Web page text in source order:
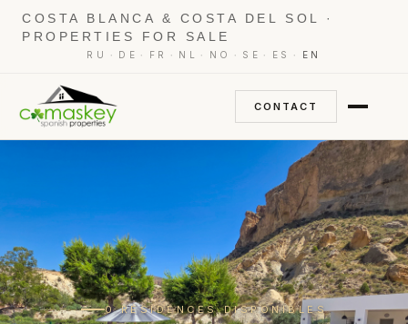
COSTA BLANCA & COSTA DEL SOL ·
PROPERTIES FOR SALE
RU · DE · FR · NL · NO · SE · ES · EN
CONTACT
0 RÉSIDENCES DISPONIBLES